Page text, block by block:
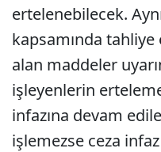
ertelenebilecek.
kapsamında
alan maddeler
işleyenlerin erteleme
infazına devam
işlemezse ceza